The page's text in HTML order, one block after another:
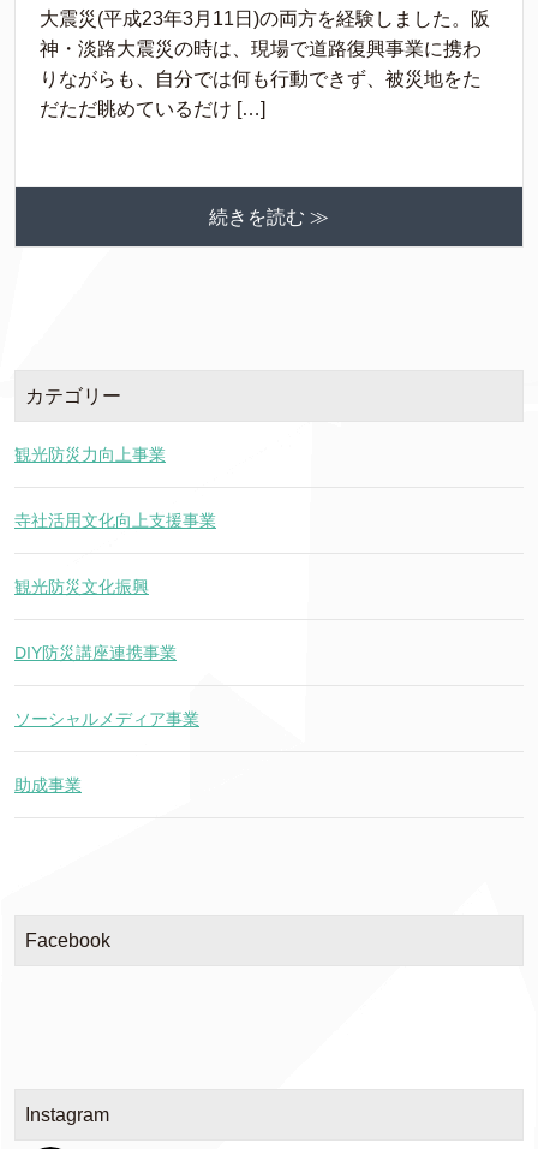
大震災(平成23年3月11日)の両方を経験しました。阪
神・淡路大震災の時は、現場で道路復興事業に携わ
りながらも、自分では何も行動できず、被災地をた
だただ眺めているだけ […]
続きを読む ≫
カテゴリー
観光防災力向上事業
寺社活用文化向上支援事業
観光防災文化振興
DIY防災講座連携事業
ソーシャルメディア事業
助成事業
Facebook
Instagram